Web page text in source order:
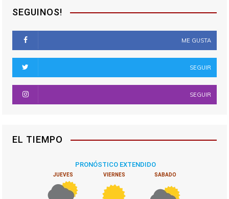
SEGUINOS!
ME GUSTA
SEGUIR
SEGUIR
EL TIEMPO